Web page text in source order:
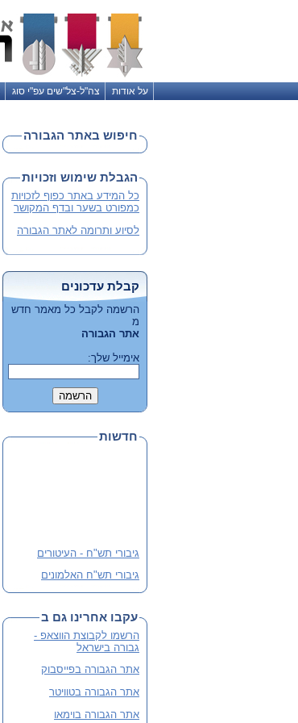
על אודות צה"ל-צל"שים עפ"י סוג
חיפוש באתר הגבורה
הגבלת שימוש וזכויות
כל המידע באתר כפוף לזכויות
כמפורט בשער ובדף המקושר
לסיוע ותרומה לאתר הגבורה
קבלת עדכונים
הרשמה לקבל כל מאמר חדש
מ
אתר הגבורה
אימייל שלך:
חדשות
גיבורי תש"ח - העיטורים
גיבורי תש"ח האלמונים
פלוגה י' שבלב מהדורה 3
שתי מהדורות קודמות אזלו
והנוכחית מורחבת
לסיוע ותרומה
עקבו אחרינו גם ב
הרשמו לקבוצת הווצאפ -
גבורה בישראל
אתר הגבורה בפייסבוק
אתר הגבורה בטוויטר
אתר הגבורה בוימאו